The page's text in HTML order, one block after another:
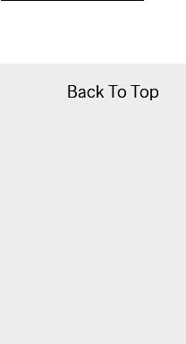
Back To Top
Back To Top